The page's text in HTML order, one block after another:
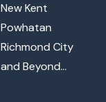
New Kent
Powhatan
Richmond City
and Beyond…